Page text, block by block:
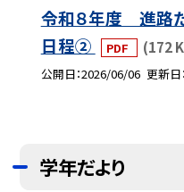
令和８年度 進路
日程②
PDF (172
公開日 2026/06/06 更新日
学年だより